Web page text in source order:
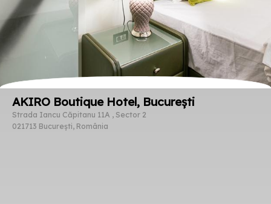
AKIRO Boutique Hotel, București
Strada Iancu Căpitanu 11A , Sector 2
021713 București, România